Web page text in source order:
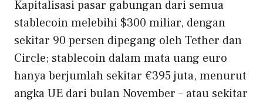
Kapitalisasi pasar gabungan dari semua
stablecoin melebihi $300 miliar, dengan
sekitar 90 persen dipegang oleh Tether dan
Circle; stablecoin dalam mata uang euro
hanya berjumlah sekitar €395 juta, menurut
angka UE dari bulan November – atau sekitar